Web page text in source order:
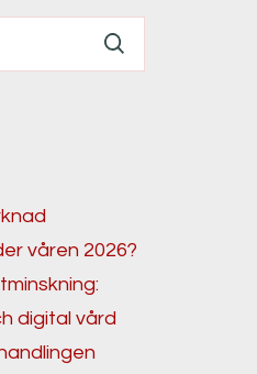
våren 2026?
digital vård